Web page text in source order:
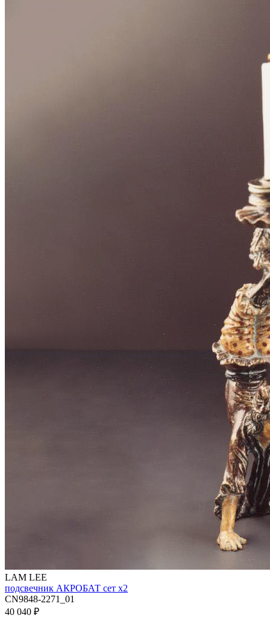
LAM LEE
подсвечник АКРОБАТ сет х2
CN9848-2271_01
40 040 ₽